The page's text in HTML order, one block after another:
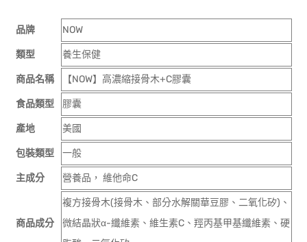
品牌 NOW
類型 養生保健
商品名稱 【NOW】高濃縮接骨木+C膠囊
食品類型 膠囊
產地 美國
包裝類型 一般
主成分 營養品， 維他命C
商品成分
複方接骨木(接骨木、部分水解關華豆膠、二氧化矽)、
微結晶狀α-纖維素、維生素C、羥丙基甲基纖維素、硬